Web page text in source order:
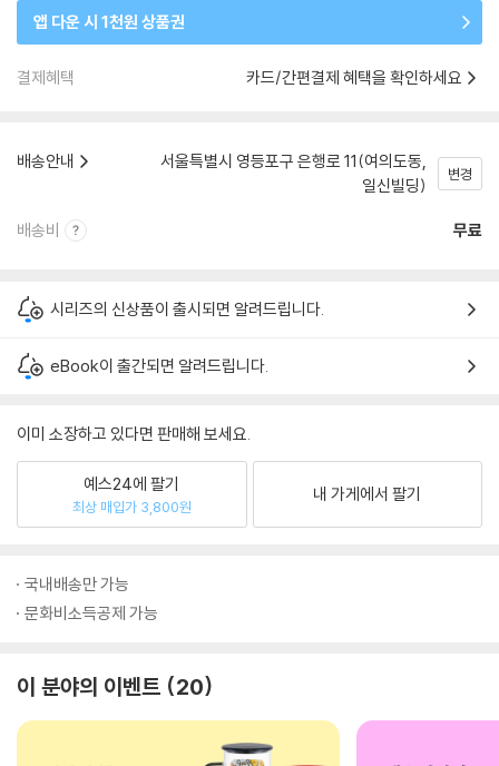
앱 다운 시 1천원 상품권
결제혜택 카드/간편결제 혜택을 확인하세요
배송안내
서울특별시 영등포구 은행로 11(여의도동,
일신빌딩)
변경
배송비 무료
시리즈의 신상품이 출시되면 알려드립니다.
eBook이 출간되면 알려드립니다.
이미 소장하고 있다면 판매해 보세요.
예스24에 팔기
최상 매입가 3,800원
내 가게에서 팔기
국내배송만 가능
문화비소득공제 가능
이 분야의 이벤트 20